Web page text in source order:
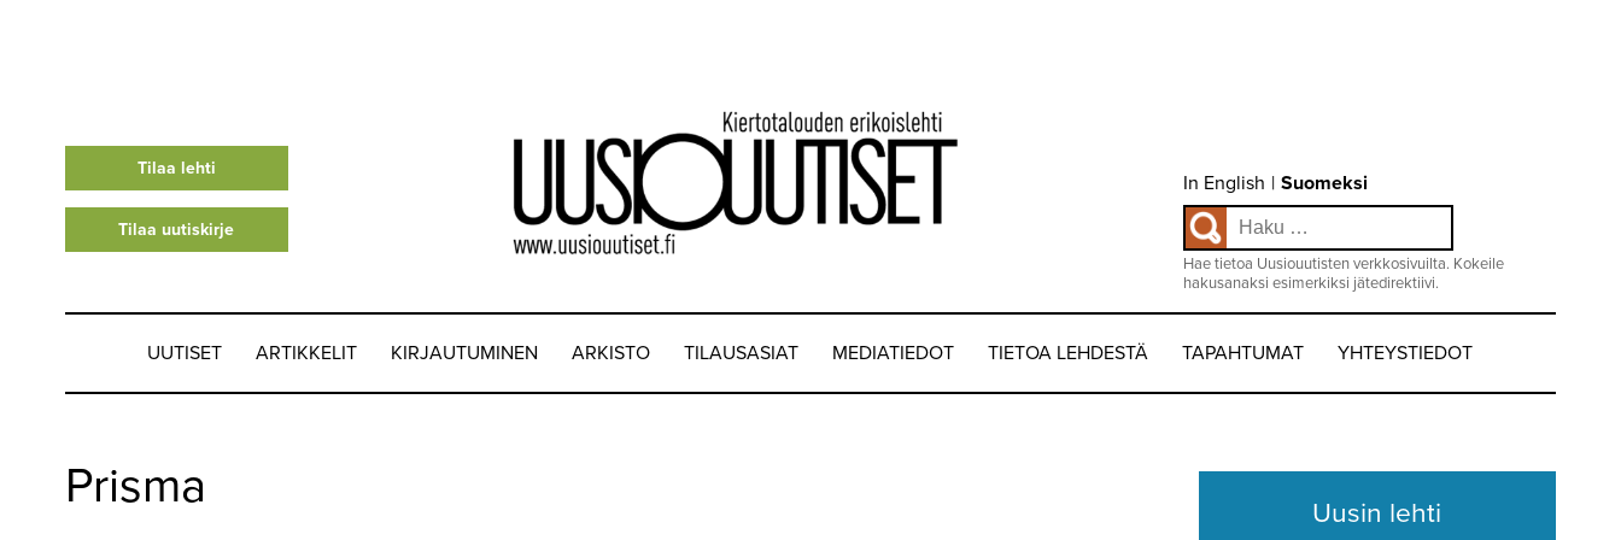
Tilaa lehti
Tilaa uutiskirje
Choose
language
Valitse
kieli:
In English | Suomeksi
Haku:
Hae tietoa Uusiouutisten verkkosivuilta. Kokeile
hakusanaksi esimerkiksi jätedirektiivi.
UUTISET ARTIKKELIT KIRJAUTUMINEN ARKISTO TILAUSASIAT MEDIATIEDOT TIETOA LEHDESTÄ TAPAHTUMAT YHTEYSTIEDOT
ARTIKKELIT
Prisma Uusin lehti